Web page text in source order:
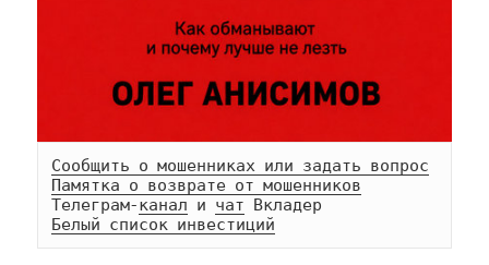
Сообщить о мошенниках или задать вопрос
Памятка о возврате от мошенников
Телеграм-канал и чат
Белый список инвестиций